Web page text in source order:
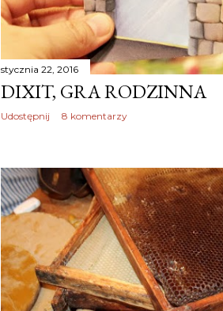
stycznia 22, 2016
DIXIT, GRA RODZINNA
Udostępnij 8 komentarzy